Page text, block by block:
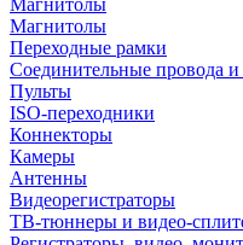
Магнитолы
Магнитолы
Переходные рамки
Соединительные провода и
Пульты
ISO-переходники
Коннекторы
Камеры
Антенны
Видеорегистраторы
ТВ-тюннеры и видео-